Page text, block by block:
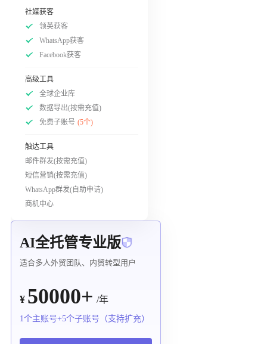
社媒获客
领英获客
WhatsApp获客
Facebook获客
高级工具
全球企业库
数据导出(按需充值)
免费子账号 (5个)
触达工具
邮件群发(按需充值)
短信营销(按需充值)
WhatsApp群发(自助申请)
商机中心
AI全托管专业版
适合多人外贸团队、内贸转型用户
¥ 50000+ /年
1个主账号+5个子账号（支持扩充）